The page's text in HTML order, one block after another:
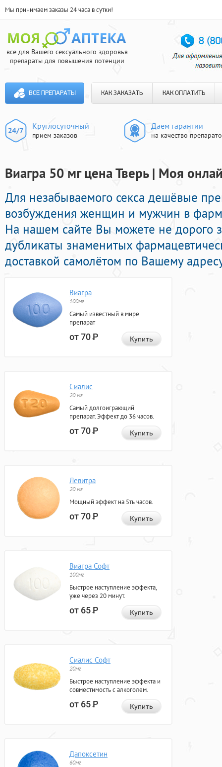
Мы принимаем заказы 24 часа в сутки!
все для Вашего сексуального здоровья
препараты для повышения потенции
ВСЕ ПРЕПАРАТЫ КАК ЗАКАЗАТЬ КАК ОПЛАТИТЬ
Круглосуточный
прием заказов
Даем гарантии
на качество
Виагра 50 мг цена Тверь | Моя
Для незабываемого секса дешёвые
возбуждения женщин и мужчин в
На нашем сайте Вы можете не дорого
дубликаты знаменитых
доставкой самолётом по Вашему
Виагра
100мг
Самый известный в мире
препарат
от 70Р Купить
Сиалис
20 мг
Самый долгоиграющий
препарат. Эффект до 36 часов.
от 70Р Купить
Левитра
20 мг
Мощный эффект на 5ть часов.
от 70Р Купить
Виагра Софт
100мг
Быстрое наступление эффекта,
уже через 20 минут.
от 65Р Купить
Сиалис Софт
20мг
Быстрое наступление эффекта и
совместимость с алкоголем.
от 65Р Купить
Дапоксетин
60мг